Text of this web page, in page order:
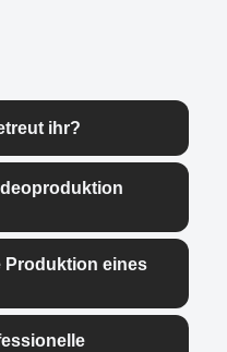
ihr?
Produktion eines